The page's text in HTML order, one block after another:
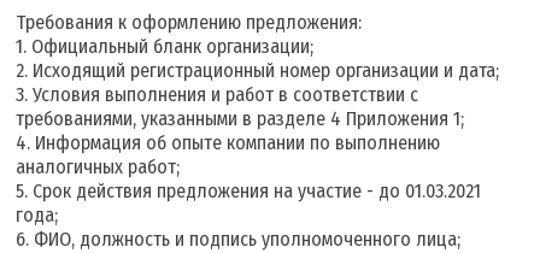
Требования к оформлению предложения:
1. Официальный бланк организации;
2. Исходящий регистрационный номер организации и дата;
3. Условия выполнения и работ в соответствии с
требованиями, указанными в разделе 4 Приложения 1;
4. Информация об опыте компании по выполнению
аналогичных работ;
5. Срок действия предложения на участие - до 01.03.2021
года;
6. ФИО, должность и подпись уполномоченного лица;